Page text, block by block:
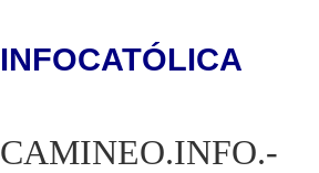
INFOCATÓLICA
CAMINEO.INFO.-